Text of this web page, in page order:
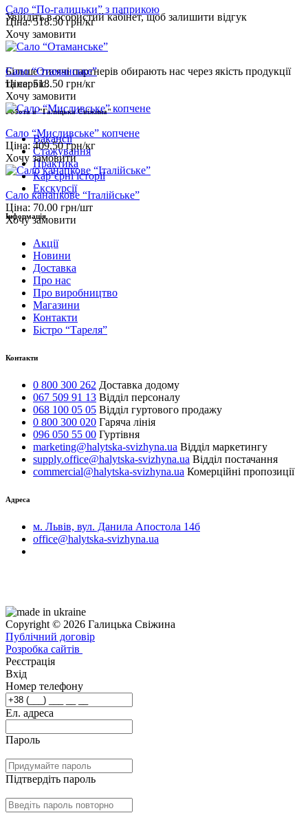
Сало “По-галицьки” з паприкою
Ціна:518.50 грн/кг
Хочу замовити
Сало “Отаманське”
Ціна:518.50 грн/кг
Хочу замовити
Сало “Мисливське” копчене
Ціна: 409.50 грн/кг
Хочу замовити
Сало канапкове “Італійське”
Ціна: 70.00 грн/шт
Хочу замовити
Увійдітьв особистий кабінет, щоб залишити відгук
Більше тисячі партнерів обирають нас через якість продукції
та сервіс.
Робота в "Галицька Свіжина"
Вакансії
Стажування
Практика
Карʼєрні історії
Екскурсії
Інформація
Акції
Новини
Доставка
Про нас
Про виробництво
Магазини
Контакти
Бістро “Тареля”
Контакти
0 800 300 262 Доставка додому
067 509 91 13 Відділ персоналу
068 100 05 05 Відділ гуртового продажу
0 800 300 020 Гаряча лінія
096 050 55 00 Гуртівня
marketing@halytska-svizhyna.ua Відділ маркетингу
supply.office@halytska-svizhyna.ua Відділ постачання
commercial@halytska-svizhyna.ua Комерційні пропозиції
Адреса
м. Львів, вул. Данила Апостола 14б
office@halytska-svizhyna.ua
Copyright © 2026 Галицька Свіжина
Публічний договір
Розробка сайтів
Реєстрація
Вхід
Номер телефону
Ел. адреса
Пароль
Підтвердіть пароль